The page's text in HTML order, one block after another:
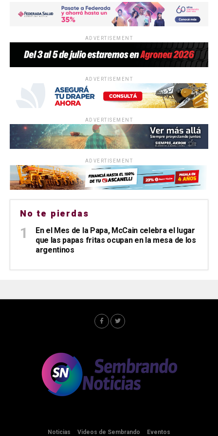
ADVERTISEMENT
ADVERTISEMENT
ADVERTISEMENT
ADVERTISEMENT
No te pierdas
En el Mes de la Papa, McCain celebra el lugar
que las papas fritas ocupan en la mesa de los
argentinos
Noticias Videos de Sembrando Eventos